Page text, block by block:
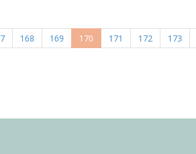
Page
168 Page
169
Поточна
сторінка
170 Page
171 Page
172 Page
173